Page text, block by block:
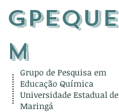
gPEQUE
M
Grupo de Pesquisa em
Educação Química
Universidade Estadual de
Maringá